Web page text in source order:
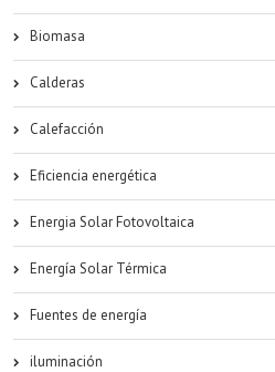
Biomasa
Calderas
Calefacción
Eficiencia energética
Energia Solar Fotovoltaica
Energía Solar Térmica
Fuentes de energía
iluminación